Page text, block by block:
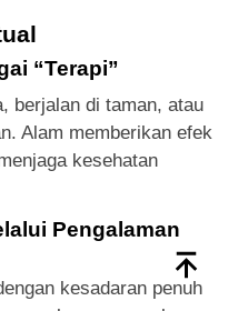
“Terapi”
berjalan di taman, atau
Alam memberikan efek
kesehatan
Pengalaman
kesadaran penuh